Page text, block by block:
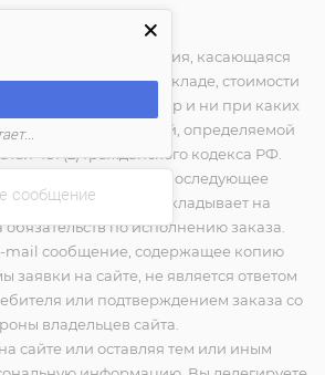
© techno-place.store
на сайте информация, касающаяся
наличия на складе, стоимости
характер и ни при каких
публичной офертой, определяемой
437(2) Гражданского кодекса РФ.
"купить", а также последующее
или иных форм, не накладывает на
обязательств по исполнению заказа.
mail сообщение, содержащее копию
заявки на сайте, не является ответом
или подтверждением заказа со
владельцев сайта.
сайте или оставляя тем или иным
сообщение